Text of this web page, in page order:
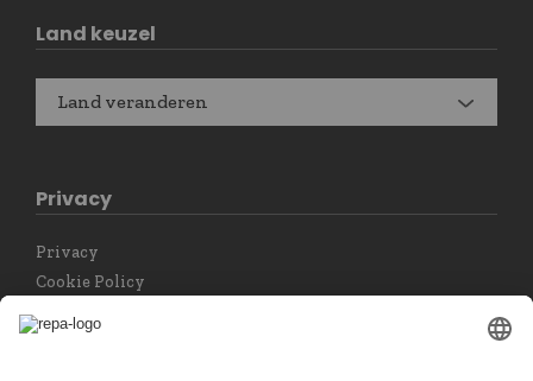
Land keuzel
Land veranderen
Privacy
Privacy
Cookie Policy